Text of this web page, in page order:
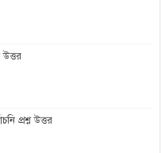
প্রশ্ন উত্তর